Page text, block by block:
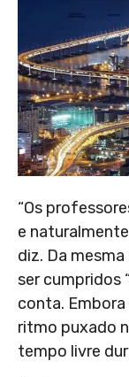
“Os
e
diz. Da
ser cumpridos
conta.
ritmo puxado
tempo livre